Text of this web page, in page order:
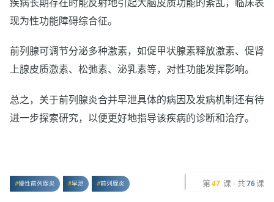
现为性功能障碍综合征。
前列腺可调节分泌多种激素，如促甲状腺素释放激素、促肾
上腺皮质激素、松弛素、泌乳素等，对性功能发挥影响。
总之，关于前列腺炎合并早泄具体的病因及发病机制还有待
进一步探索研究，以便更好地指导该疾病的诊断和洽疗。
慢性前列腺炎 早泄 前列腺炎 第 47 课 - 共76课